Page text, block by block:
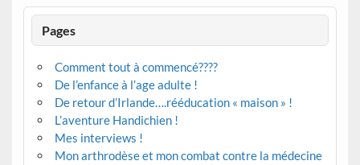
Pages
Comment tout à commencé????
De l’enfance à l’age adulte !
De retour d’Irlande….rééducation « maison » !
L’aventure Handichien !
Mes interviews !
Mon arthrodèse et mon combat contre la médecine